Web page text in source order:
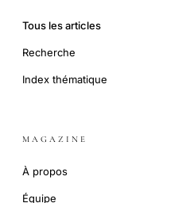
Tous les articles
Recherche
Index thématique
MAGAZINE
À propos
Équipe